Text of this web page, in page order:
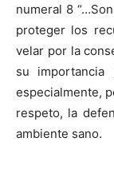
numeral 8
proteger los
velar por la
su importancia
especialmente,
respeto, la
ambiente sano.